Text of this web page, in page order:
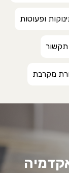
ופעוטות
תקשור
מקרבת